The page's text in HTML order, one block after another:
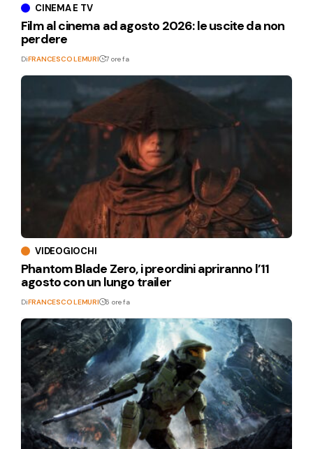
CINEMA E TV
Film al cinema ad agosto 2026: le uscite da non
perdere
DiFRANCESCO LEMURI 7 ore fa
VIDEOGIOCHI
Phantom Blade Zero, i preordini apriranno l’11
agosto con un lungo trailer
DiFRANCESCO LEMURI 6 ore fa